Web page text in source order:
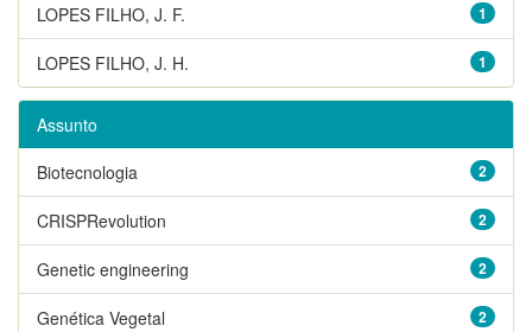
1
LOPES FILHO, J. F.
1
LOPES FILHO, J. H.
Assunto
2
Biotecnologia
2
CRISPRevolution
2
Genetic engineering
2
Genética Vegetal